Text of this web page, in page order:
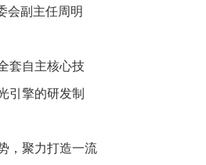
会副主任周明
套自主核心技
引擎的研发制
，聚力打造一流